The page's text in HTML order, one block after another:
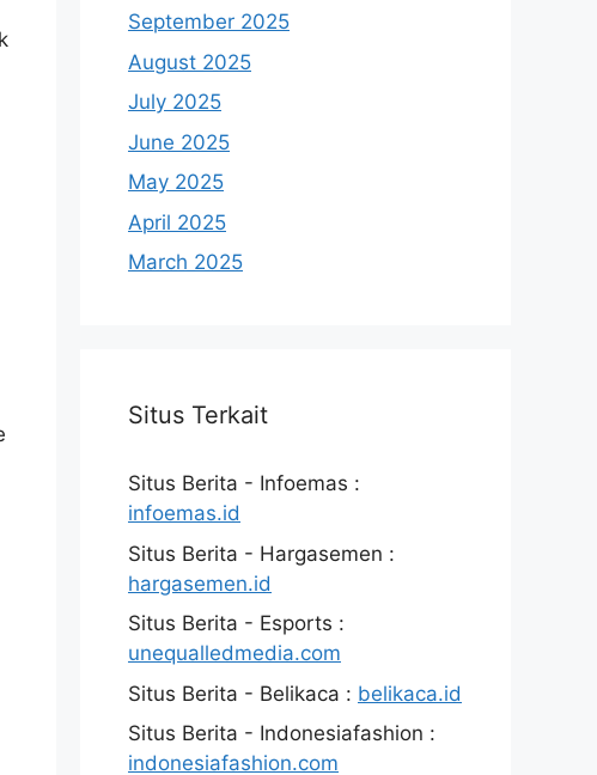
September 2025
August 2025
July 2025
June 2025
May 2025
April 2025
March 2025
Situs Terkait
Situs Berita - Infoemas :
infoemas.id
Situs Berita - Hargasemen :
hargasemen.id
Situs Berita - Esports :
unequalledmedia.com
Situs Berita - Belikaca : belikaca.id
Situs Berita - Indonesiafashion :
indonesiafashion.com